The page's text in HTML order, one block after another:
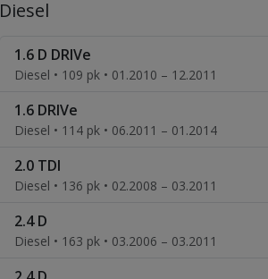
Diesel
1.6 D DRIVe
Diesel • 109 pk • 01.2010 – 12.2011
1.6 DRIVe
Diesel • 114 pk • 06.2011 – 01.2014
2.0 TDI
Diesel • 136 pk • 02.2008 – 03.2011
2.4 D
Diesel • 163 pk • 03.2006 – 03.2011